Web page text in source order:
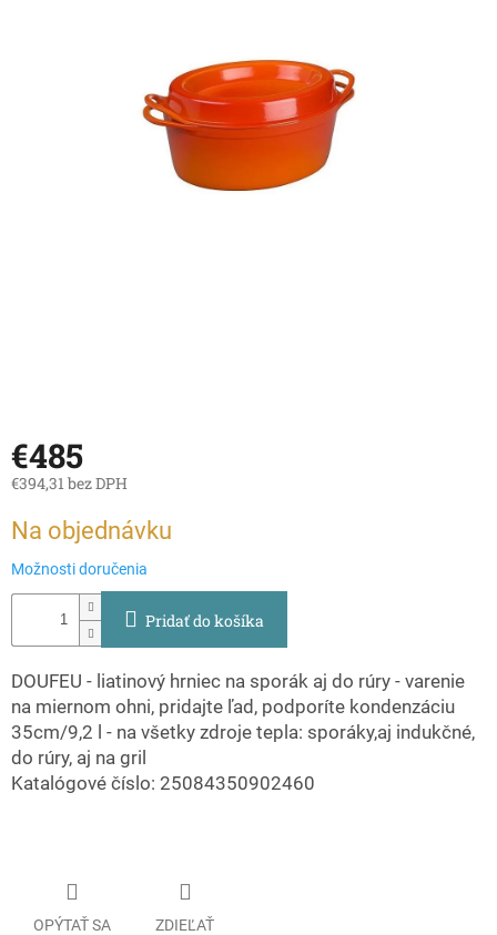
€485
€394,31 bez DPH
cena:
Na objednávku
Možnosti doručenia
Pridať do košíka
DOUFEU - liatinový hrniec na sporák aj do rúry - varenie
na miernom ohni, pridajte ľad, podporíte kondenzáciu
35cm/9,2 l - na všetky zdroje tepla: sporáky,aj indukčné,
do rúry, aj na gril
Katalógové číslo: 25084350902460
OPÝTAŤ SA ZDIEĽAŤ